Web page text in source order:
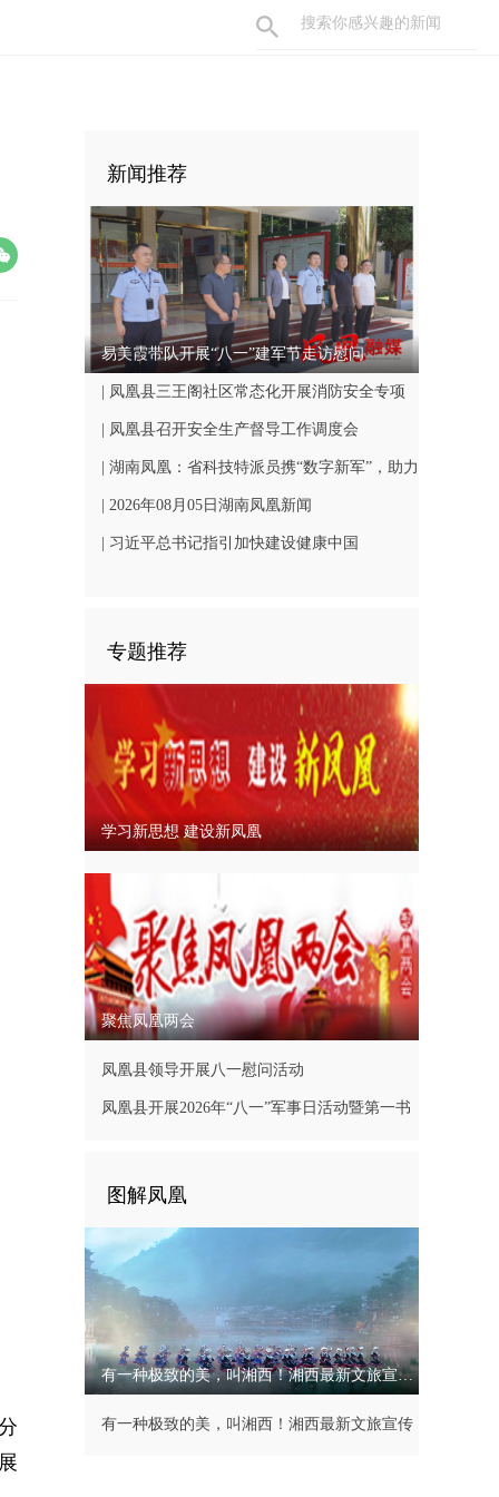
新闻推荐
易美霞带队开展“八一”建军节走访慰问
| 凤凰县三王阁社区常态化开展消防安全专项
巡查工作
| 凤凰县召开安全生产督导工作调度会
| 湖南凤凰：省科技特派员携“数字新军”，助力
凤凰文旅发展
| 2026年08月05日湖南凤凰新闻
| 习近平总书记指引加快建设健康中国
专题推荐
学习新思想 建设新凤凰
聚焦凤凰两会
凤凰县领导开展八一慰问活动
凤凰县开展2026年“八一”军事日活动暨第一书
图解凤凰
有一种极致的美，叫湘西！湘西最新文旅宣传片
有一种极致的美，叫湘西！湘西最新文旅宣传